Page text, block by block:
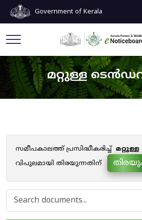
Government of Kerala
മറ്റുള്ള
സമീപകാലത്ത് പ്രസിദ്ധീകരിച്ച്
വിപുലമായി തിരയുന്നതിന്